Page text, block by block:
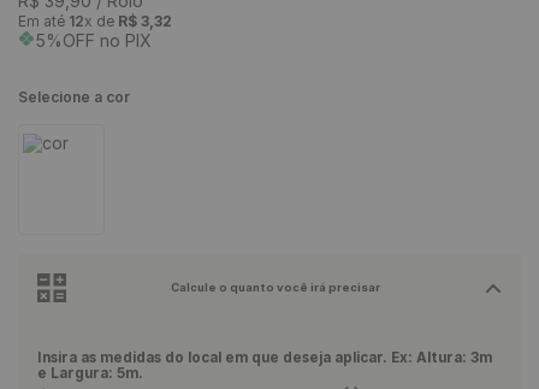
Em até 12x de R$ 3,32
5%OFF no PIX
Selecione a cor
Calcule o quanto você irá precisar
Insira as medidas do local em que deseja aplicar. Ex: Altura: 3m
e Largura: 5m.